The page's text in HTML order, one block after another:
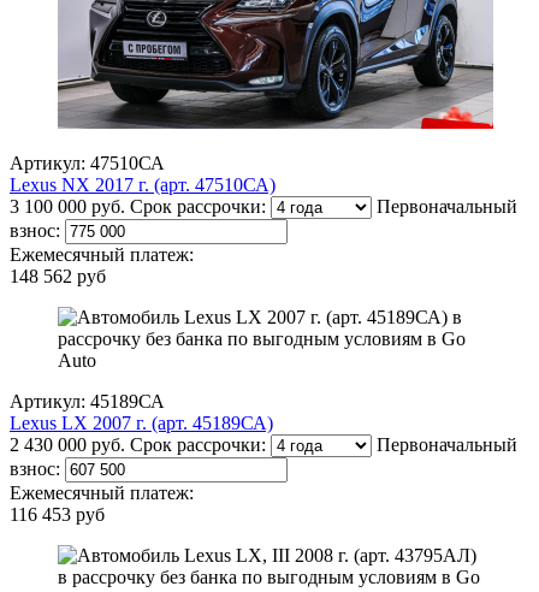
Артикул: 47510СА
Lexus NX 2017 г. (арт. 47510СА)
3 100 000 руб. Срок рассрочки:
Первоначальный
взнос:
Ежемесячный платеж:
148 562 руб
Артикул: 45189СА
Lexus LX 2007 г. (арт. 45189СА)
2 430 000 руб. Срок рассрочки:
Первоначальный
взнос:
Ежемесячный платеж:
116 453 руб